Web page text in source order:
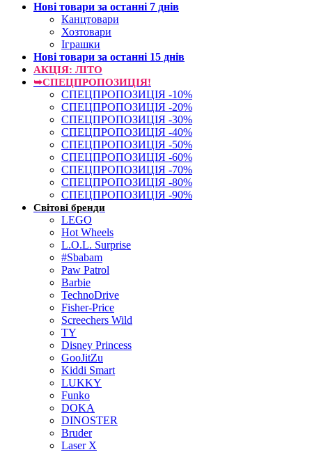
Нові товари за останнi 7 днiв
Канцтовари
Хозтовари
Іграшки
Нові товари за останнi 15 днiв
АКЦІЯ: ЛІТО
➥СПЕЦПРОПОЗИЦІЯ!
СПЕЦПРОПОЗИЦІЯ -10%
СПЕЦПРОПОЗИЦІЯ -20%
СПЕЦПРОПОЗИЦІЯ -30%
СПЕЦПРОПОЗИЦІЯ -40%
СПЕЦПРОПОЗИЦІЯ -50%
СПЕЦПРОПОЗИЦІЯ -60%
СПЕЦПРОПОЗИЦІЯ -70%
СПЕЦПРОПОЗИЦІЯ -80%
СПЕЦПРОПОЗИЦІЯ -90%
Світові бренди
LEGO
Hot Wheels
L.O.L. Surprise
#Sbabam
Paw Patrol
Barbie
TechnoDrive
Fisher-Price
Screechers Wild
TY
Disney Princess
GooJitZu
Kiddi Smart
LUKKY
Funko
DOKA
DINOSTER
Bruder
Laser X